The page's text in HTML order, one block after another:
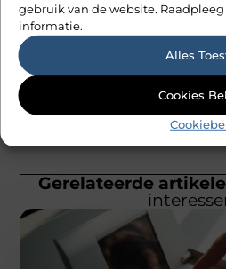
gebruik van de website.
informatie.
Alles
Cookies
Gerelateerde